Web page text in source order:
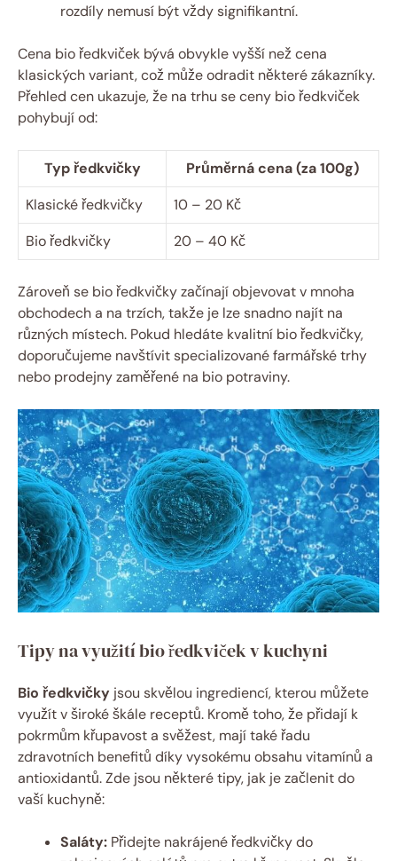
rozdíly nemusí být vždy signifikantní.
Cena bio ředkviček bývá obvykle vyšší než cena
klasických variant, což může odradit některé zákazníky.
Přehled cen ukazuje, že na trhu se ceny bio ředkviček
pohybují od:
Typ ředkvičky
Průměrná cena (za 100g)
Klasické ředkvičky
10 – 20 Kč
Bio ředkvičky
20 – 40 Kč
Zároveň se bio ředkvičky začínají objevovat v mnoha
obchodech a na trzích, takže je lze snadno najít na
různých místech. Pokud hledáte kvalitní bio ředkvičky,
doporučujeme navštívit specializované farmářské trhy
nebo prodejny zaměřené na bio potraviny.
Tipy na využití bio ředkviček v kuchyni
Bio ředkvičky jsou skvělou ingrediencí, kterou můžete
využít v široké škále receptů. Kromě toho, že přidají k
pokrmům křupavost a svěžest, mají také řadu
zdravotních benefitů díky vysokému obsahu vitamínů a
antioxidantů. Zde jsou některé tipy, jak je začlenit do
vaší kuchyně:
Saláty: Přidejte nakrájené ředkvičky do